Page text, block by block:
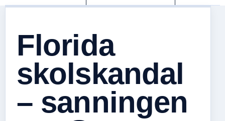
Florida
skolskandal
– sanningen